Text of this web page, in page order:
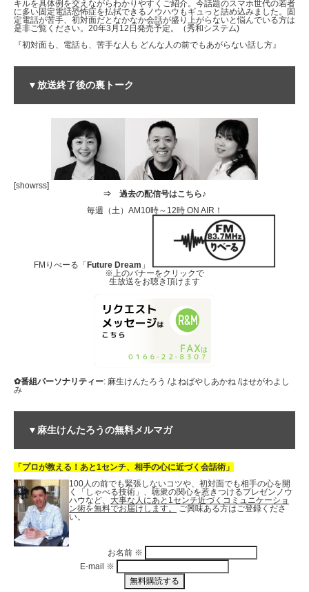
キルを具体例を交えながらわかりやすくご紹介。今話題のスマホ世代の若者
に多い固定電話恐怖症を払拭できるノウハウもギュっと詰め込みました。固
定電話が苦手、初対面だとなかなか会話が盛り上がらないと悩んでいる方は
是非ご覧ください。20年3月12日発売予定。（秀和システム)
『初対面も、電話も、苦手な人も どんな人の前でもあがらない話し方』
▼放送終了後の裏トーク
[showrss]
⇒ 過去の配信号はこちら♪
毎週（土）AM10時～12時 ON AIR！
FMりべーる「Future Dream 」
※上のバナーをクリックで
生放送をお聴き頂けます
✿番組パーソナリティー: 麻生けんたろう /よねばやしあかね /はせがわよし
み
▼麻生けんたろうの無料メルマガ
「プロが教える！あと1センチ、相手の心に近づく会話術」
100人の前でも緊張しないコツや、初対面でも相手の心を開
く「しゃべる技術」、聴衆の関心を惹きつけるプレゼンノウ
ハウなど、 大事な人にあと1センチ近づくコミュニケーショ
ン術を無料でお届けします。
ご興味ある方はご登録くださ
い。
お名前 ※
E-mail ※